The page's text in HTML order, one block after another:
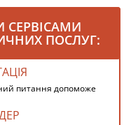
ПОСЛУГ:
питання допоможе